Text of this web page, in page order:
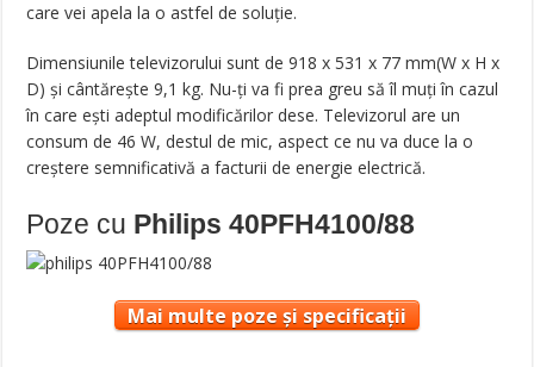
care vei apela la o astfel de soluție.
Dimensiunile televizorului sunt de 918 x 531 x 77 mm(W x H x
D) și cântărește 9,1 kg. Nu-ți va fi prea greu să îl muți în cazul
în care ești adeptul modificărilor dese. Televizorul are un
consum de 46 W, destul de mic, aspect ce nu va duce la o
creștere semnificativă a facturii de energie electrică.
Poze cu Philips 40PFH4100/88
Mai multe poze și specificații